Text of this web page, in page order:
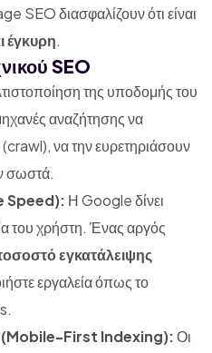
SEO διασφαλίζουν ότι είναι
έγκυρη.
SEO
της υποδομής του
αναζήτησης να
να την ευρετηριάσουν
σωστά.
Speed): Η Google δίνει
του χρήστη. Ένας αργός
εγκατάλειψης
εργαλεία όπως το
(Mobile-First Indexing):Οι